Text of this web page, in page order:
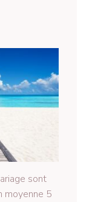
sont
moyenne 5